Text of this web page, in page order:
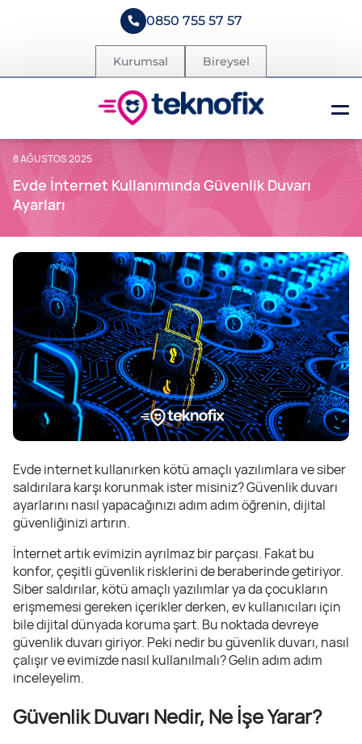
0850 755 57 57
Kurumsal Bireysel
8 AĞUSTOS 2025
Evde İnternet Kullanımında Güvenlik Duvarı
Ayarları
Evde internet kullanırken kötü amaçlı yazılımlara ve siber
saldırılara karşı korunmak ister misiniz? Güvenlik duvarı
ayarlarını nasıl yapacağınızı adım adım öğrenin, dijital
güvenliğinizi artırın.
İnternet artık evimizin ayrılmaz bir parçası. Fakat bu
konfor, çeşitli güvenlik risklerini de beraberinde getiriyor.
Siber saldırılar, kötü amaçlı yazılımlar ya da çocukların
erişmemesi gereken içerikler derken, ev kullanıcıları için
bile dijital dünyada koruma şart. Bu noktada devreye
güvenlik duvarı giriyor. Peki nedir bu güvenlik duvarı, nasıl
çalışır ve evimizde nasıl kullanılmalı? Gelin adım adım
inceleyelim.
Güvenlik Duvarı Nedir, Ne İşe Yarar?